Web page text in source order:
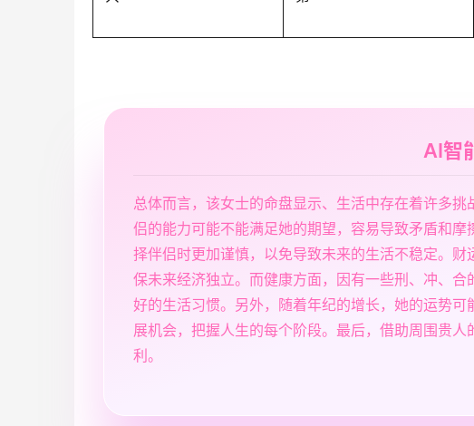
AI智
总体而言，该女士的命盘显示、生活中存在着许多
侣的能力可能不能满足她的期望，容易导致矛盾和
择伴侣时更加谨慎，以免导致未来的生活不稳定。
保未来经济独立。而健康方面，因有一些刑、冲、
好的生活习惯。另外，随着年纪的增长，她的运势
展机会，把握人生的每个阶段。最后，借助周围贵
利。